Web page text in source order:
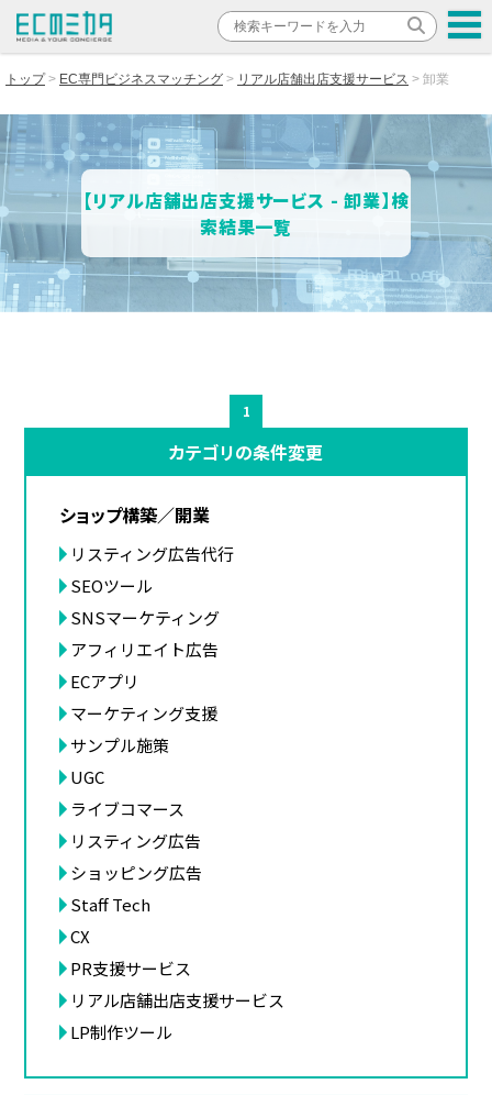
トップ EC専門ビジネスマッチング リアル店舗出店支援サービス 卸業
【リアル店舗出店支援サービス - 卸業】検
索結果一覧
1
カテゴリの条件変更
ショップ構築／開業
リスティング広告代行
SEOツール
SNSマーケティング
アフィリエイト広告
ECアプリ
マーケティング支援
サンプル施策
UGC
ライブコマース
リスティング広告
ショッピング広告
Staff Tech
CX
PR支援サービス
リアル店舗出店支援サービス
LP制作ツール